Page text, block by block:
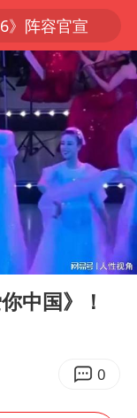
》阵容官宣
上半年我国经营主体结构持续优化
班388架次
中国籍豪华游艇富商之子在泰国被杀
津冀暴雨
广西公开征集涉黑涉恶犯罪线索
看完所有石窟需2000元？景区回应
上海中心千吨“镇楼神器”摆动明显
请引热议
01:37
中国》！
0